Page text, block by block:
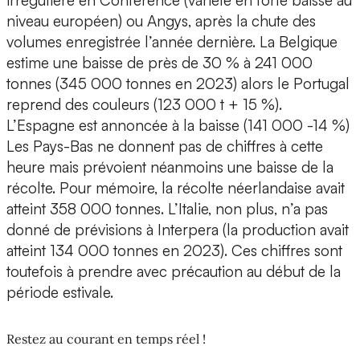
niveau européen) ou Angys, après la chute des
volumes enregistrée l’année dernière. La Belgique
estime une baisse de près de 30 % à 241 000
tonnes (345 000 tonnes en 2023) alors le Portugal
reprend des couleurs (123 000 t + 15 %).
L’Espagne est annoncée à la baisse (141 000 -14 %)
Les Pays-Bas ne donnent pas de chiffres à cette
heure mais prévoient néanmoins une baisse de la
récolte. Pour mémoire, la récolte néerlandaise avait
atteint 358 000 tonnes. L’Italie, non plus, n’a pas
donné de prévisions à Interpera (la production avait
atteint 134 000 tonnes en 2023). Ces chiffres sont
toutefois à prendre avec précaution au début de la
période estivale.
Restez au courant en temps réel !